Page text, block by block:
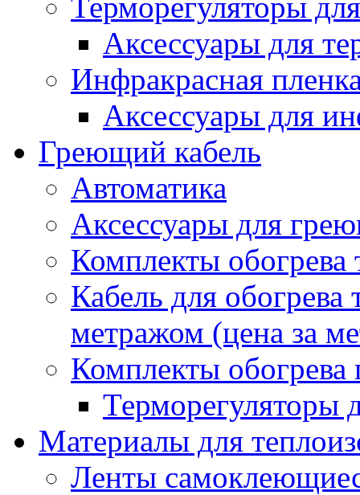
Аксессуары для
Инфракрасная
Аксессуары для
Греющий кабель
Автоматика
Аксессуары для
Комплекты обогрева
Кабель для обогрева
метражом (цена за
Комплекты обогрева
Терморегуляторы
Материалы для
Ленты